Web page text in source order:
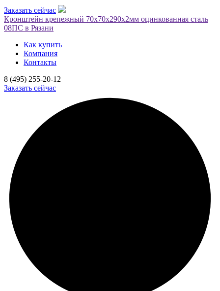
Заказать сейчас
Кронштейн крепежный 70х70х290х2мм оцинкованная сталь
08ПС в Рязани
Как купить
Компания
Контакты
8 (495) 255-20-12
Заказать сейчас